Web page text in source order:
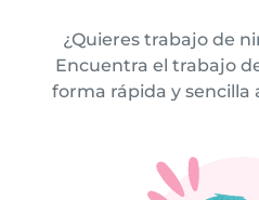
¿Quieres trabajo de
Encuentra el trabajo
forma rápida y sencilla